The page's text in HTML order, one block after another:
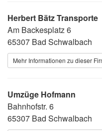
Herbert Bätz Transporte
Am Backesplatz 6
65307 Bad Schwalbach
Mehr Informationen zu dieser
Umzüge Hofmann
Bahnhofstr. 6
65307 Bad Schwalbach